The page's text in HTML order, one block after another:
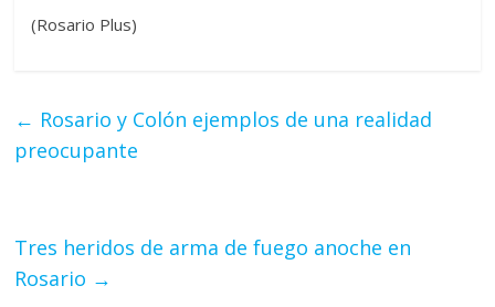
(Rosario Plus)
← Rosario y Colón ejemplos de una realidad
preocupante
Tres heridos de arma de fuego anoche en
Rosario →